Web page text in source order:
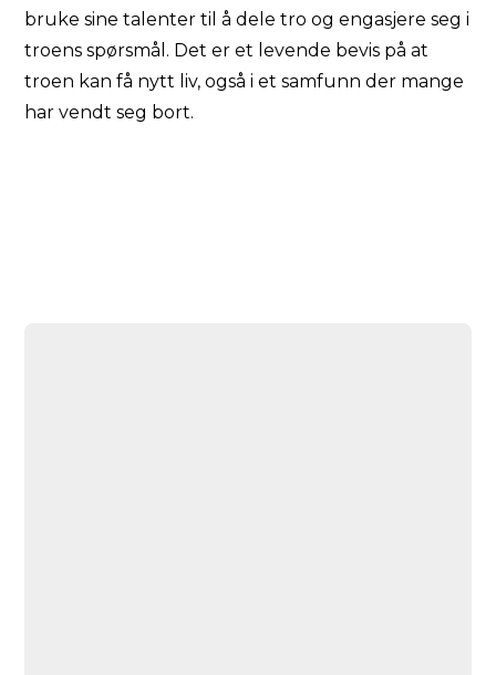
bruke sine talenter til å dele tro og engasjere seg i
troens spørsmål. Det er et levende bevis på at
troen kan få nytt liv, også i et samfunn der mange
har vendt seg bort.